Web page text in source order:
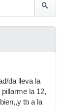
da lleva la
la 12,
tb a la